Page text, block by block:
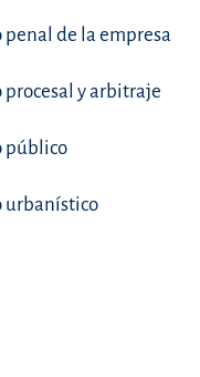
penal de la empresa
procesal y arbitraje
público
urbanístico